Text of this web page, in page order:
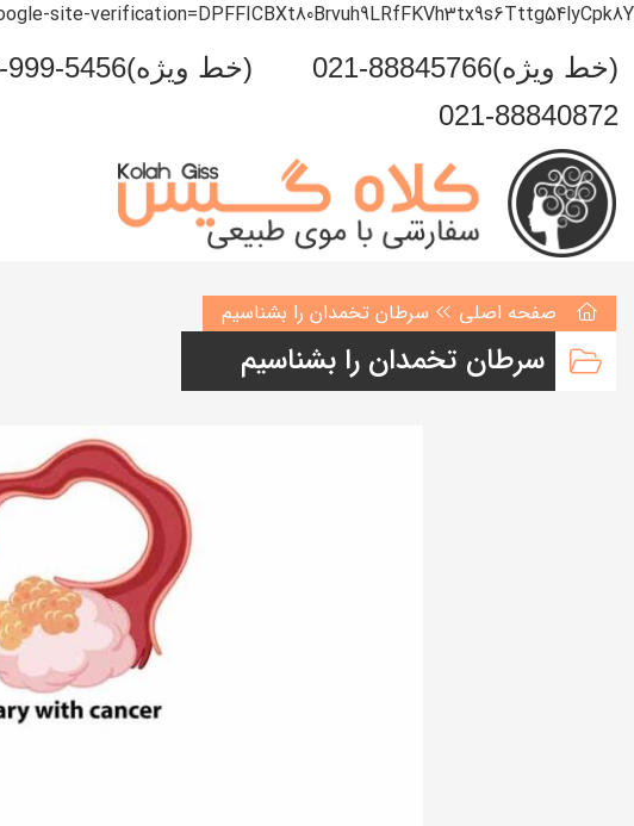
site-verification=DPFFICBXt80Brvuh9LRfFKVh3tx9s6Tttg54lyCpk8Y
021-88845766(خط ویژه)
0993-999-5456(خط ویژه)
021-88840872
صفحه اصلی سرطان تخمدان را بشناسیم
سرطان تخمدان را بشناسیم